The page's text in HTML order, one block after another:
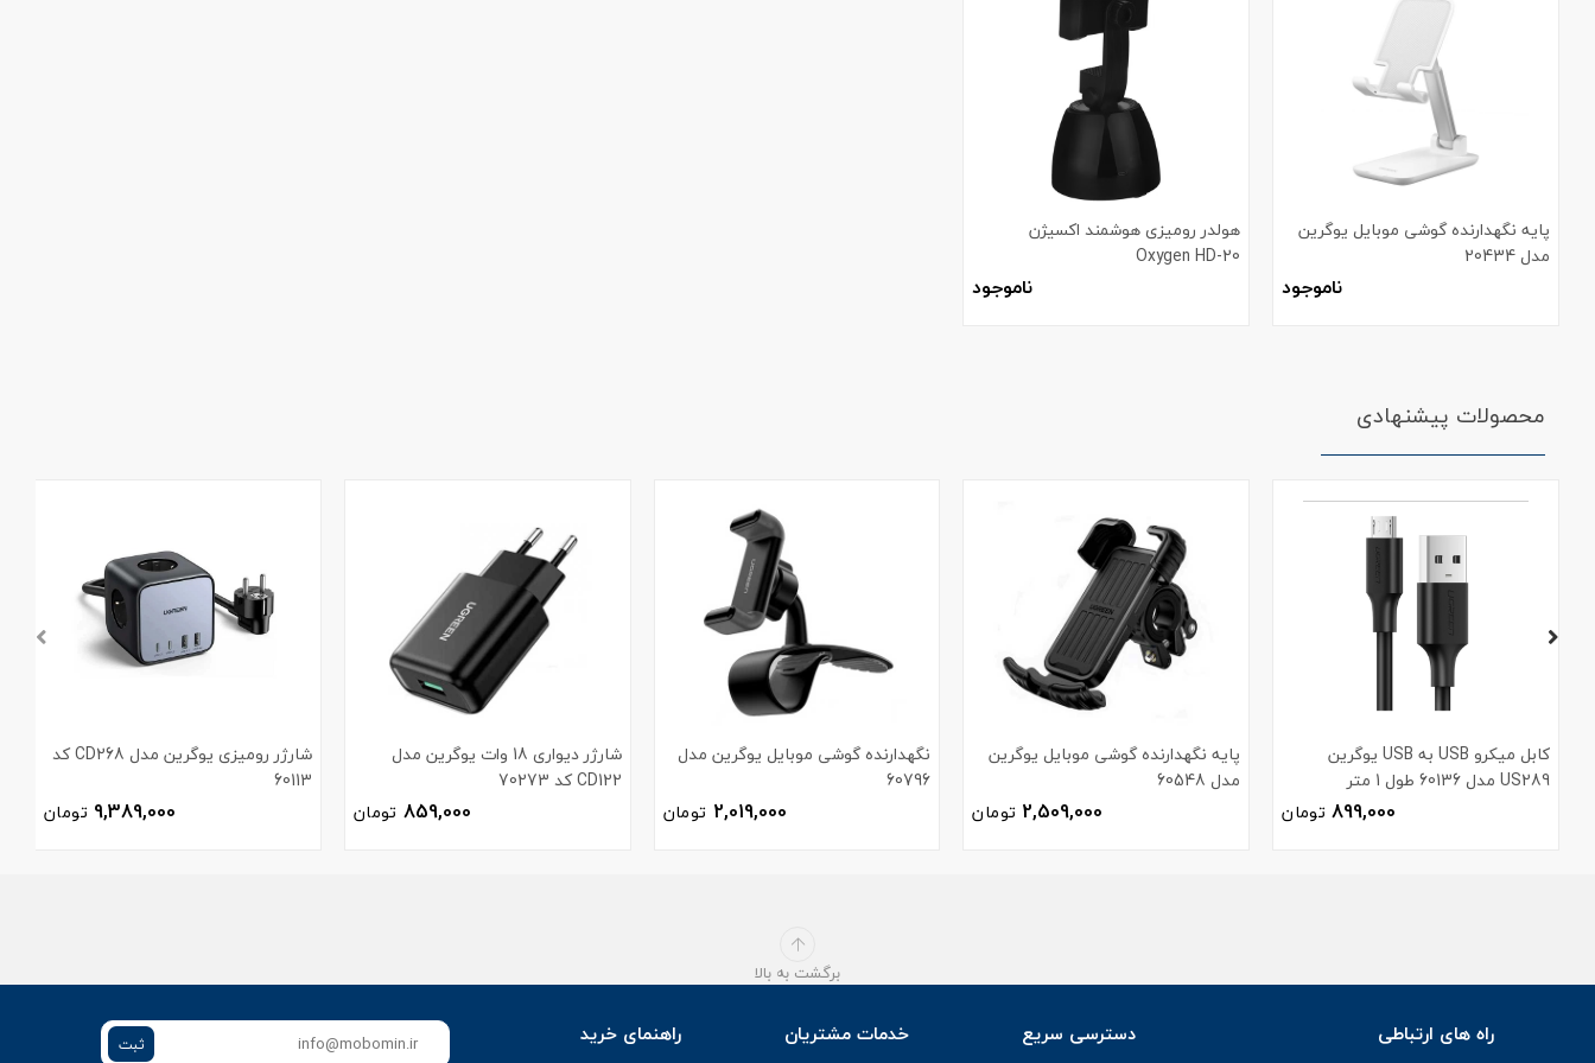
پایه نگهدارنده گوشی موبایل یوگرین
مدل 20434
ناموجود
هولدر رومیزی هوشمند اکسیژن
Oxygen HD-20
ناموجود
محصولات پیشنهادی
کابل میکرو USB به USB یوگرین
US289 مدل 60136 طول 1 متر
899,000 تومان
پایه نگهدارنده گوشی موبایل یوگرین
مدل 60548
2,509,000 تومان
نگهدارنده گوشی موبایل یوگرین مدل
60796
2,019,000 تومان
شارژر دیواری 18 وات یوگرین مدل
CD122 کد 70273
859,000 تومان
شارژر رومیزی یوگرین مدل CD268 کد
60113
9,389,000 تومان
برگشت به بالا
راه های ارتباطی
دسترسی سریع خدمات مشتریان راهنمای خرید ثبت